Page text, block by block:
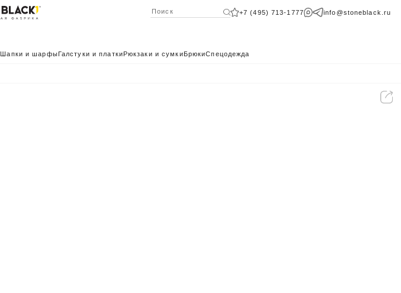
+7 (495) 713-1777 info@stoneblack.ru
Шапки и шарфыГалстуки и платкиРюкзаки и сумкиБрюкиСпецодежда